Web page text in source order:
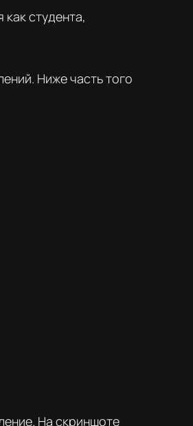
студента,
Ниже часть того
На скриншоте